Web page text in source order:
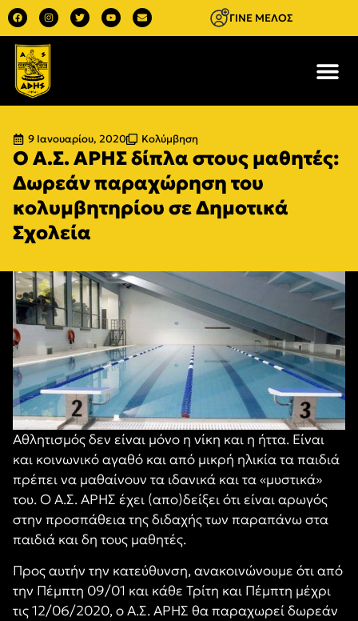
ΓΙΝΕ ΜΕΛΟΣ
9 Ιανουαρίου, 2020 Κολύμβηση
Ο Α.Σ. ΑΡΗΣ δίπλα στους μαθητές:
Δωρεάν παραχώρηση του
κολυμβητηρίου σε Δημοτικά
Σχολεία
Αθλητισμός δεν είναι μόνο η νίκη και η ήττα. Είναι
και κοινωνικό αγαθό και από μικρή ηλικία τα παιδιά
πρέπει να μαθαίνουν τα ιδανικά και τα «μυστικά»
του. Ο Α.Σ. ΑΡΗΣ έχει (απο)δείξει ότι είναι αρωγός
στην προσπάθεια της διδαχής των παραπάνω στα
παιδιά και δη τους μαθητές.
Προς αυτήν την κατεύθυνση, ανακοινώνουμε ότι από
την Πέμπτη 09/01 και κάθε Τρίτη και Πέμπτη μέχρι
τις 12/06/2020, ο Α.Σ. ΑΡΗΣ θα παραχωρεί δωρεάν